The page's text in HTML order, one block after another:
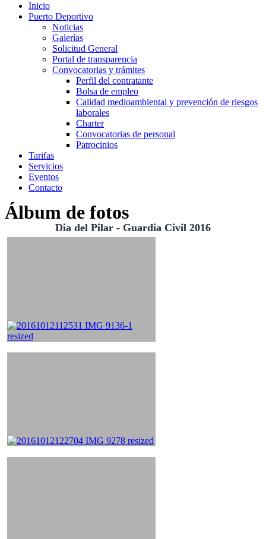
Inicio
Puerto Deportivo
Noticias
Galerías
Solicitud General
Portal de transparencia
Convocatorias y trámites
Perfil del contratante
Bolsa de empleo
Calidad medioambiental y prevención de riesgos
laborales
Charter
Convocatorias de personal
Patrocinios
Tarifas
Servicios
Eventos
Contacto
Álbum de fotos
Dia del Pilar - Guardia Civil 2016